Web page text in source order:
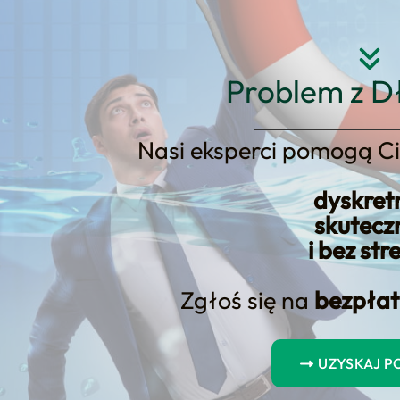
Problem z
Nasi eksperci pomogą
i bez
Zgłoś się na
UZYSKAJ
Strona główna O nas
na rozpatrzenie wniosku o